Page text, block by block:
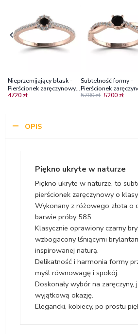
Nieprzemijający blask -
Pierścionek zaręczynowy z
różowego złota z czarnym
4720 zł
Subtelność formy -
Pierścionek
różowego złota z
5780 zł 5200 zł
OPIS
Piękno ukryte w naturze
Piękno ukryte w naturze, to
pierścionek zaręczynowy o
Wykonany z różowego złota o
barwie próby 585.
Klasycznie oprawiony czarny
wzbogacony lśniącymi
inspirowanej naturą.
Delikatność i harmonia formy
myśl równowagę i spokój.
Doskonały wybór na zaręczyny,
wyjątkową okazję.
Elegancki, kobiecy, po prostu